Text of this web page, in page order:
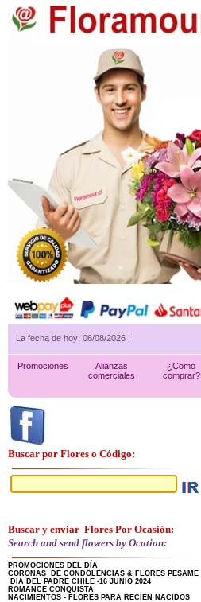
La fecha de hoy: 06/08/2026 |
Promociones
Alianzas
comerciales
¿Como
comprar?
Buscar por Flores o Código:
Buscar y enviar Flores Por Ocasión:
Search and send flowers by Ocation:
PROMOCIONES DEL DÍA
CORONAS DE CONDOLENCIAS & FLORES PESAME
DIA DEL PADRE CHILE -16 JUNIO 2024
ROMANCE CONQUISTA
NACIMIENTOS - FLORES PARA RECIEN NACIDOS